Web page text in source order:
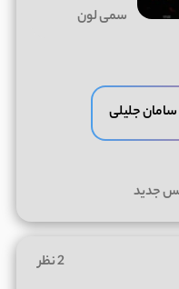
سمی لون
جلیلی
جدید
2 نظر